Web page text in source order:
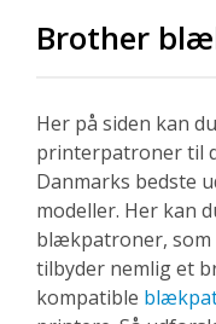
Brother
Her på siden kan
printerpatroner til
Danmarks bedste
modeller. Her kan
blækpatroner, som
tilbyder nemlig et
kompatible